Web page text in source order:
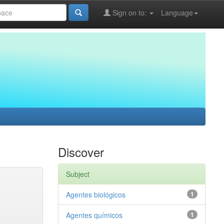
Language
Sign on to:
Discover
Subject
1
Agentes biológicos
1
Agentes químicos